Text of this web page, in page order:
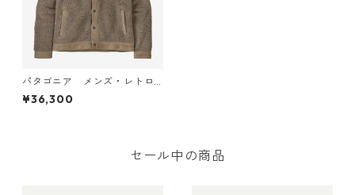
パタゴニア メンズ・レトロ
X・トラッカー・ジャケット
(カラー Seabird Grey) Patag
¥36,300
セール中の商品